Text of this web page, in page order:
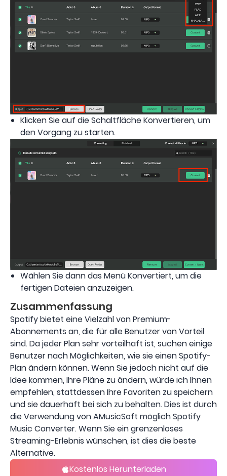
Klicken Sie auf die Schaltfläche Konvertieren, um
den Vorgang zu starten.
Wählen Sie dann das Menü Konvertiert, um die
fertigen Dateien anzuzeigen.
Zusammenfassung
Spotify bietet eine Vielzahl von Premium-
Abonnements an, die für alle Benutzer von Vorteil
sind. Da jeder Plan sehr vorteilhaft ist, suchen einige
Benutzer nach Möglichkeiten, wie sie einen Spotify-
Plan ändern können. Wenn Sie jedoch nicht auf die
Idee kommen, Ihre Pläne zu ändern, würde ich Ihnen
empfehlen, stattdessen Ihre Favoriten zu speichern
und sie dauerhaft bei sich zu behalten. Dies ist durch
die Verwendung von AMusicSoft möglich Spotify
Music Converter. Wenn Sie ein grenzenloses
Streaming-Erlebnis wünschen, ist dies die beste
Alternative.
Kostenlos Herunterladen